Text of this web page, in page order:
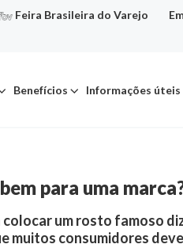
Feira Brasileira do Varejo
Benefícios Informações úteis
para uma
um rosto famoso
muitos consumidores